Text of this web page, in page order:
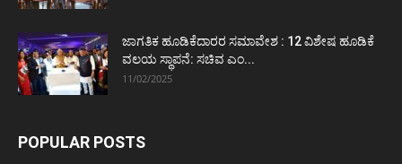
ಜಾಗತಿಕ ಹೂಡಿಕೆದಾರರ ಸಮಾವೇಶ : 12 ವಿಶೇಷ ಹೂಡಿಕೆ
ವಲಯ ಸ್ಥಾಪನೆ: ಸಚಿವ ಎಂ...
11/02/2025
POPULAR POSTS